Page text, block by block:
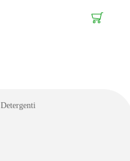
Detergenti